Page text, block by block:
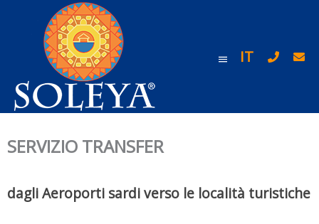
IT
SERVIZIO TRANSFER
dagli Aeroporti sardi verso le località turistiche